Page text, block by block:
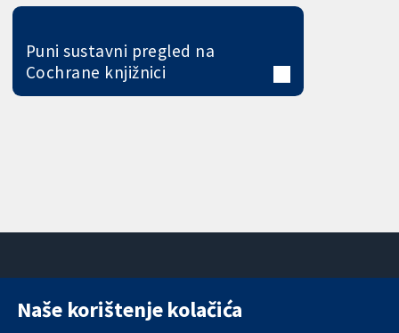
Puni sustavni pregled na
Cochrane knjižnici
11-13 Cavendish
Naše korištenje kolačića